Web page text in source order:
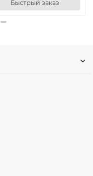
Быстрый заказ